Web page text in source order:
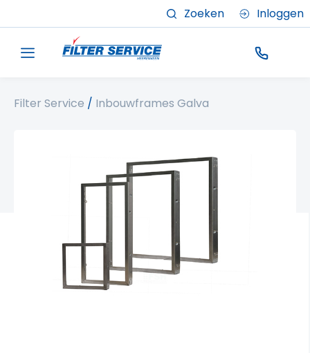
Zoeken Inloggen
Filter Service / Inbouwframes Galva